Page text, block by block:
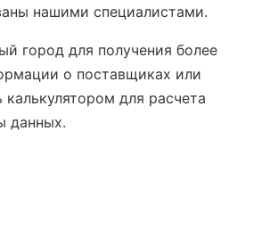
нашими специалистами.
город для получения более
о поставщиках или
калькулятором для расчета
данных.